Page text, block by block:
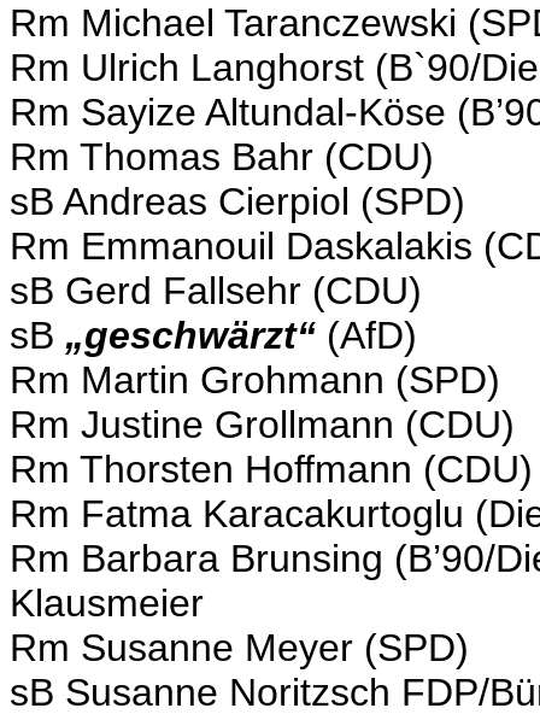
Rm Michael Taranczewski
Rm Ulrich Langhorst (B`90/
Rm Sayize Altundal-Köse
Rm Thomas Bahr (CDU)
sB Andreas Cierpiol (SPD)
Rm Emmanouil Daskalakis
sB Gerd Fallsehr (CDU)
sB „geschwärzt“ (AfD)
Rm Martin Grohmann (SPD)
Rm Justine Grollmann (CDU)
Rm Thorsten Hoffmann (CDU)
Rm Fatma Karacakurtoglu
Rm Barbara Brunsing (B’90/
Klausmeier
Rm Susanne Meyer (SPD)
sB Susanne Noritzsch FDP/